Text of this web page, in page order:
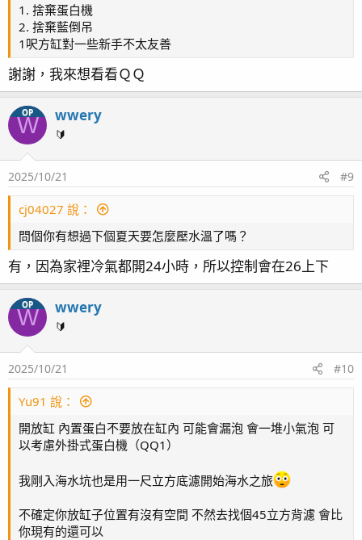
1. 捨棄蛋白機
2. 捨棄藍倒吊
1呎方缸對一些新手不太友善
謝謝，我來想看看ＱＱ
OP
W wwery
🔰
2025/10/21 #9
cj04027 說：
問個你有想過下個夏天要怎麼壓水溫了嗎？
有，因為家裡冷氣都開24小時，所以控制會在26上下
OP
W wwery
🔰
2025/10/21 #10
Yu91 說：
開放缸 內置蛋白不要放在缸內 可能會漏泡 會一堆小氣泡 可
以考慮外掛式蛋白機（QQ1）
我剛入海水坑也是用一尺立方底濾開始海水之旅
不確定你放缸子位置有沒有空間 不然去找個45立方背濾 會比
你現有的還可以